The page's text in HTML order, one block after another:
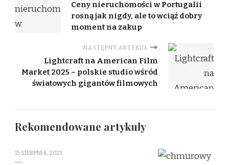
Ceny nieruchomości w Portugalii
rosną jak nigdy, ale to wciąż dobry
moment na zakup
NASTĘPNY ARTYKUŁ
Lightcraft na American Film
Market 2025 – polskie studio wśród
światowych gigantów filmowych
Rekomendowane artykuły
15 SIERPNIA, 2021